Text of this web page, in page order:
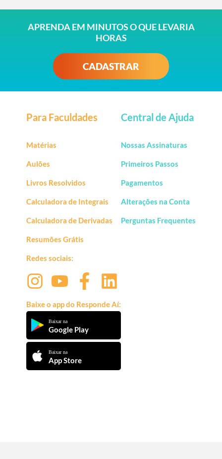
APRENDA EM MINUTOS O QUE LEVARIA
HORAS
CADASTRAR
Para Faculdades
Matérias
Aulões
Livros Resolvidos
Calculadora de Integrais
Calculadora de Derivadas
Resumões Grátis
Redes sociais:
Baixe o app do Responde Aí:
Baixar na
Google Play
Baixar na
App Store
Central de Ajuda
Nossas Assinaturas
Primeiros Passos
Pagamentos
Alterações na Conta
Perguntas Frequentes